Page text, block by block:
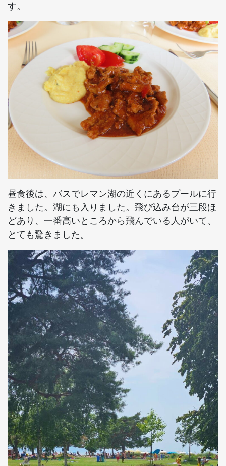
す。
昼食後は、バスでレマン湖の近くにあるプールに行
きました。湖にも入りました。飛び込み台が三段ほ
どあり、一番高いところから飛んでいる人がいて、
とても驚きました。